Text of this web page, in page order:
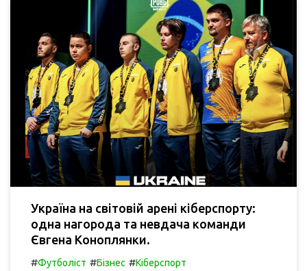
Україна на світовій арені кіберспорту:
одна нагорода та невдача команди
Євгена Коноплянки.
#Футболіст #Бізнес #Кіберспорт